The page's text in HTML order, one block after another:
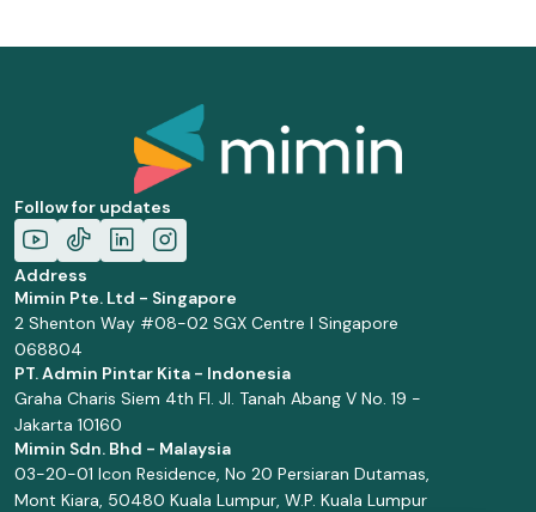
Follow for updates
Address
Mimin Pte. Ltd - Singapore
2 Shenton Way #08-02 SGX Centre I Singapore
068804
PT. Admin Pintar Kita - Indonesia
Graha Charis Siem 4th Fl. Jl. Tanah Abang V No. 19 -
Jakarta 10160
Mimin Sdn. Bhd - Malaysia
03-20-01 Icon Residence, No 20 Persiaran Dutamas,
Mont Kiara, 50480 Kuala Lumpur, W.P. Kuala Lumpur